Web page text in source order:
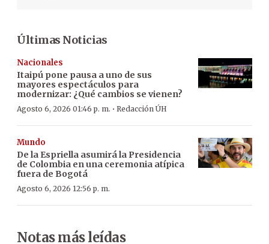
Últimas Noticias
Nacionales
Itaipú pone pausa a uno de sus
mayores espectáculos para
modernizar: ¿Qué cambios se vienen?
Agosto 6, 2026 01:46 p. m. · Redacción ÚH
Mundo
De la Espriella asumirá la Presidencia
de Colombia en una ceremonia atípica
fuera de Bogotá
Agosto 6, 2026 12:56 p. m.
Notas más leídas